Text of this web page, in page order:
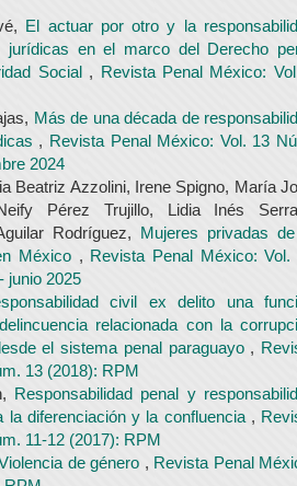
El actuar por otro y la
jurídicas en el marco del Derecho
Social , Revista Penal México:
Más de una década de
, Revista Penal México: Vol. 13
2024
Beatriz Azzolini, Irene Spigno, María
Pérez Trujillo, Lidia Inés
Rodríguez, Mujeres privadas
México , Revista Penal México: Vol.
junio 2025
civil ex delito una
relacionada con la
el sistema penal paraguayo ,
13 (2018): RPM
Responsabilidad penal y
la diferenciación y la confluencia ,
11-12 (2017): RPM
de género , Revista Penal